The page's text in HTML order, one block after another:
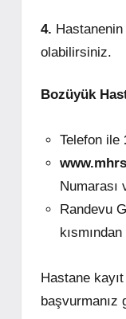
4.
olabilirsiniz.
Bozüyük
Telefon ile
Numarası
Randevu
Hastane
başvurmanız